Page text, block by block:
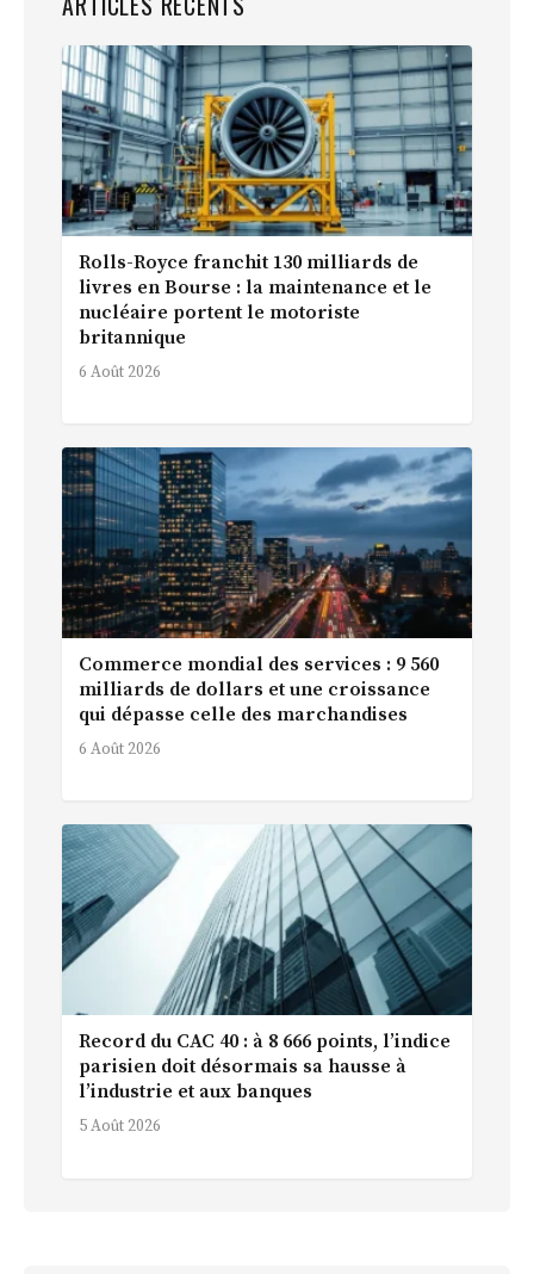
Rolls-Royce franchit 130 milliards de
livres en Bourse : la maintenance et le
nucléaire portent le motoriste
britannique
6 Août 2026
Commerce mondial des services : 9 560
milliards de dollars et une croissance
qui dépasse celle des marchandises
6 Août 2026
Record du CAC 40 : à 8 666 points, l’indice
parisien doit désormais sa hausse à
l’industrie et aux banques
5 Août 2026